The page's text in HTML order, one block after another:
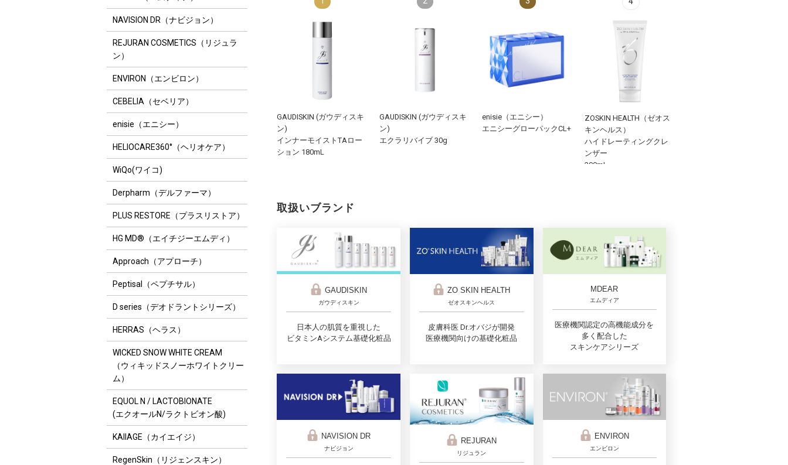
NAVISION DR（ナビジョン）
REJURAN COSMETICS（リジュラ
ン）
ENVIRON（エンビロン）
CEBELIA（セベリア）
enisie（エニシー）
HELIOCARE360°（ヘリオケア）
WiQo(ワイコ)
Derpharm（デルファーマ）
PLUS RESTORE（プラスリストア）
HG MD®（エイチジーエムディ）
Approach（アプローチ）
Peptisal（ペプチサル）
D series（デオドラントシリーズ）
HERRAS（ヘラス）
WICKED SNOW WHITE CREAM
（ウィキッドスノーホワイトクリー
ム）
EQUOL N / LACTOBIONATE
(エクオールN/ラクトビオン酸)
KAIIAGE（カイエイジ）
RegenSkin（リジェンスキン）
エニシーグローパックCL+
キンヘルス）
ンザー
GAUDISKIN (ガウディスキ
ン)
インナーモイストTAロー
ション 180mL
GAUDISKIN (ガウディスキ
ン)
エクラリバイブ 30g
enisie（エニシー）
エニシーグローパックCL+
ZOSKIN HEALTH（ゼオス
キンヘルス）
ハイドレーティングクレ
ンザー
200mL
取扱いブランド
GAUDISKIN
ガウディスキン
日本人の肌質を重視した
ビタミンAシステム基礎化粧品
ZO SKIN HEALTH
ゼオスキンヘルス
皮膚科医 Dr.オバジが開発
医療機関向けの基礎化粧品
MDEAR
エムディア
医療機関認定の高機能成分を
多く配合した
スキンケアシリーズ
NAVISION DR
ナビジョン
REJURAN
リジュラン
ENVIRON
エンビロン